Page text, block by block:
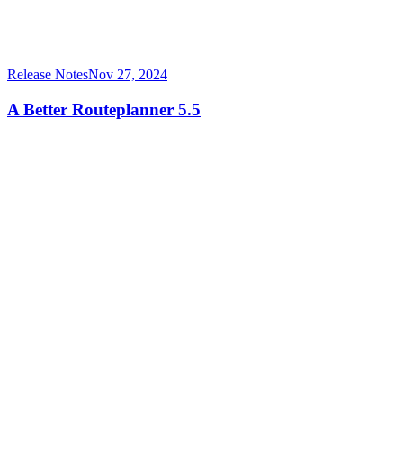
Release NotesNov 27, 2024
A Better Routeplanner 5.5